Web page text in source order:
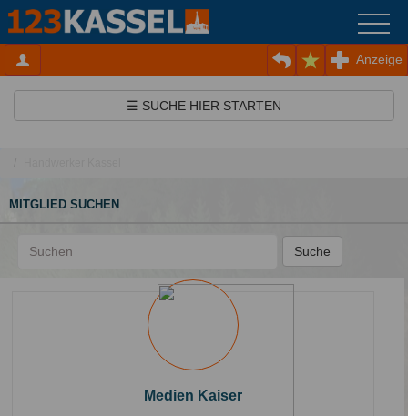
Anzeige
☰ SUCHE HIER STARTEN
MITGLIED SUCHEN
Suche
Medien Kaiser